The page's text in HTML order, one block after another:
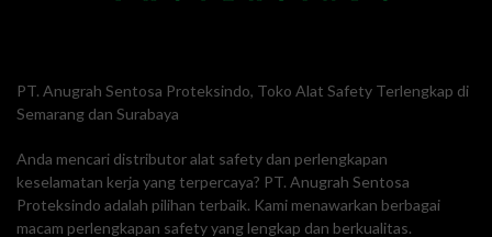
PT. Anugrah Sentosa Proteksindo, Toko Alat Safety Terlengkap di
Semarang dan Surabaya
Anda mencari distributor alat safety dan perlengkapan
keselamatan kerja yang terpercaya? PT. Anugrah Sentosa
Proteksindo adalah pilihan terbaik. Kami menawarkan berbagai
macam perlengkapan safety yang lengkap dan berkualitas.